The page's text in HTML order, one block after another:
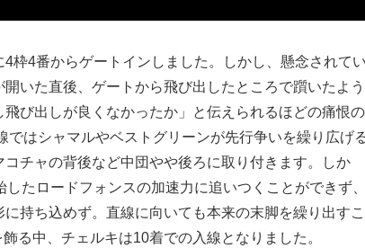
枠4番からゲートインしました。しかし、懸念されてい
いた直後、ゲートから飛び出したところで躓いたよう
び出しが良くなかったか」と伝えられるほどの痛恨の
はシャマルやベストグリーンが先行争いを繰り広げ
チャの背後など中団やや後ろに取り付きます。しか
たロードフォンスの加速力に追いつくことができず、
持ち込めず。直線に向いても本来の末脚を繰り出すこ
る中、チェルキは10着での入線となりました。